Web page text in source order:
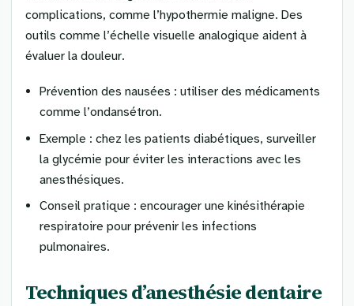
complications, comme l’hypothermie maligne. Des
outils comme l’échelle visuelle analogique aident à
évaluer la douleur.
Prévention des nausées : utiliser des médicaments
comme l’ondansétron.
Exemple : chez les patients diabétiques, surveiller
la glycémie pour éviter les interactions avec les
anesthésiques.
Conseil pratique : encourager une kinésithérapie
respiratoire pour prévenir les infections
pulmonaires.
Techniques d’anesthésie dentaire